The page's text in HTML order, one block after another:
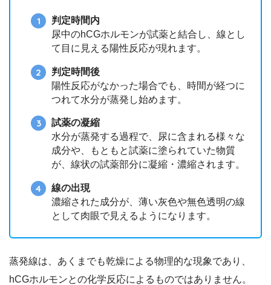
判定時間内
尿中のhCGホルモンが試薬と結合し、線とし
て目に見える陽性反応が現れます。
判定時間後
陽性反応がなかった場合でも、時間が経つに
つれて水分が蒸発し始めます。
試薬の凝縮
水分が蒸発する過程で、尿に含まれる様々な
成分や、もともと試薬に塗られていた物質
が、線状の試薬部分に凝縮・濃縮されます。
線の出現
濃縮された成分が、薄い灰色や無色透明の線
として肉眼で見えるようになります。
蒸発線は、あくまでも乾燥による物理的な現象であり、
hCGホルモンとの化学反応によるものではありません。